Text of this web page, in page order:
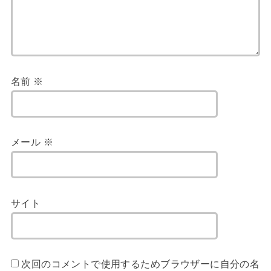
名前 ※
メール ※
サイト
次回のコメントで使用するためブラウザーに自分の名